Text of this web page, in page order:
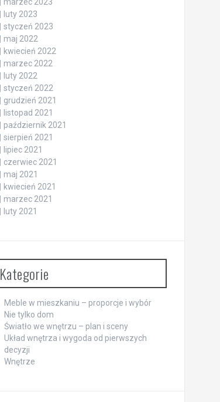
luty 2023
styczeń 2023
maj 2022
kwiecień 2022
marzec 2022
luty 2022
styczeń 2022
grudzień 2021
listopad 2021
październik 2021
sierpień 2021
lipiec 2021
czerwiec 2021
maj 2021
kwiecień 2021
marzec 2021
luty 2021
Kategorie
Meble w mieszkaniu – proporcje i wybór
Nie tylko dom
Światło we wnętrzu – plan i sceny
Układ wnętrza i wygoda od pierwszych
decyzji
Wnętrze